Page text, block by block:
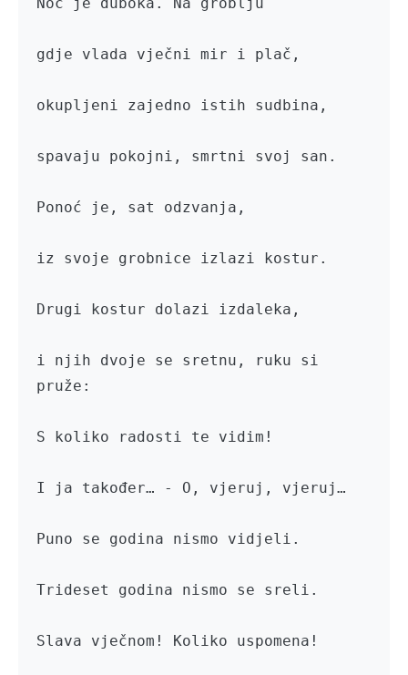
gdje vlada vječni mir i plač,
okupljeni zajedno istih sudbina,
spavaju pokojni, smrtni svoj san.
Ponoć je, sat odzvanja,
iz svoje grobnice izlazi kostur.
Drugi kostur dolazi izdaleka,
i njih dvoje se sretnu, ruku si
pruže:
S koliko radosti te vidim!
I ja također… - O, vjeruj, vjeruj…
Puno se godina nismo vidjeli.
Trideset godina nismo se sreli.
Slava vječnom! Koliko uspomena!